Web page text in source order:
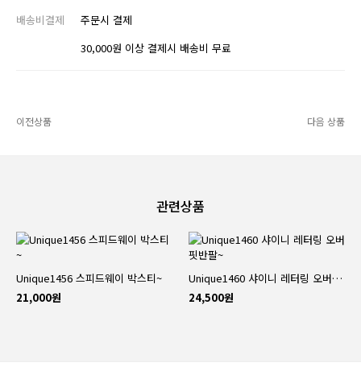
배송비결제
주문시 결제
30,000원 이상 결제시 배송비 무료
이전상품 다음 상품
관련상품
Unique1456 스피드웨이 박스티~
21,000원
Unique1460 샤이니 레터링 오버핏반팔~
24,500원